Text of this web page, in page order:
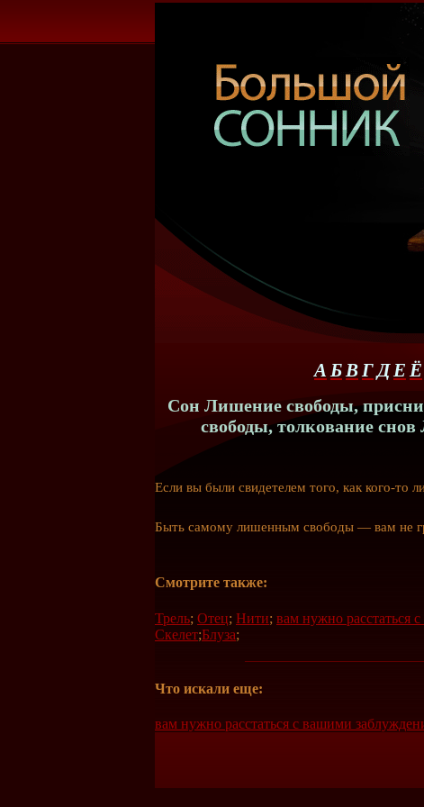
А БВГДЕ Ё
Сон Лишение свободы,
свободы, толкование
Если вы были свидетелем того, как кого-то
Быть самому лишенным свободы — вам не
Смотрите также:
Трель; Отец; Нити; вам нужно расстаться
Скелет;Блуза;
Что искали еще:
вам нужно расстаться с вашими